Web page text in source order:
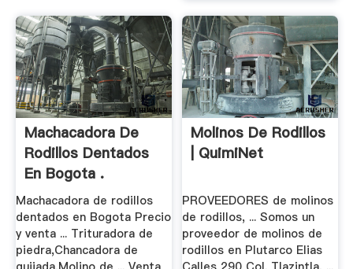
Machacadora De
Rodillos Dentados
En Bogota .
Machacadora de rodillos
dentados en Bogota Precio
y venta ... Trituradora de
piedra,Chancadora de
Molinos De Rodillos
| QuimiNet
PROVEEDORES de molinos
de rodillos, ... Somos un
proveedor de molinos de
rodillos en Plutarco Elias